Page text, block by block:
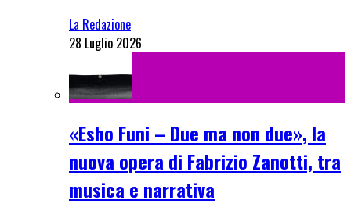
La Redazione
28 Luglio 2026
«Esho Funi – Due ma non due», la
nuova opera di Fabrizio Zanotti, tra
musica e narrativa